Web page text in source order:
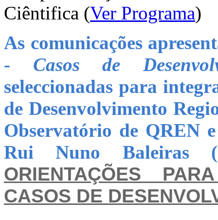
Ciêntifica (Ver Programa)
As comunicações
- Casos de
seleccionadas para
de Desenvolvimento
Observatório de QREN
Rui Nuno Baleiras (
ORIENTAÇÕES
CASOS DE